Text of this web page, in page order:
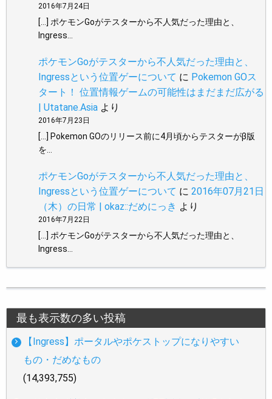
2016年7月24日
[…] ポケモンGoがテスターから不人気だった理由と、
Ingress…
ポケモンGoがテスターから不人気だった理由と、
Ingressという位置ゲーについて に Pokemon GOス
タート！ 位置情報ゲームの可能性はまだまだ広がる
| Utatane.Asia より
2016年7月23日
[…] Pokemon GOのリリース前に4月頃からテスターがβ版
を…
ポケモンGoがテスターから不人気だった理由と、
Ingressという位置ゲーについて に 2016年07月21日
（木）の日常 | okaz::だめにっき より
2016年7月22日
[…] ポケモンGoがテスターから不人気だった理由と、
Ingress…
最も表示数の多い投稿
【Ingress】ポータルやポケストップになりやすい
もの・だめなもの
(14,393,755)